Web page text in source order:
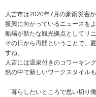
人吉市は2020年7月の豪雨災害
復興に向かっているニュースを
船場が新たな観光拠点としてリ
その日から再開ということで、
すね。
人吉には温泉付きのコワーキン
然の中で新しいワークスタイル
「暮らしたいところで思い切り